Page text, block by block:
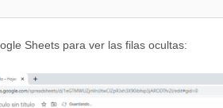
Sheets para ver las filas ocultas: